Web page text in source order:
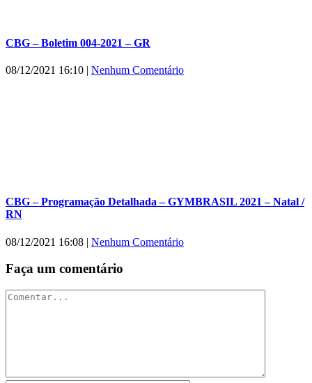
CBG – Boletim 004-2021 – GR
08/12/2021 16:10 | Nenhum Comentário
CBG – Programação Detalhada – GYMBRASIL 2021 – Natal /
RN
08/12/2021 16:08 | Nenhum Comentário
Faça um comentário
Comentar